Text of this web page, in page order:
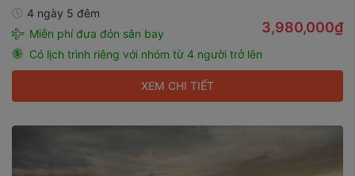
3,980,000₫
4 ngày 5 đêm
Miễn phí đưa đón sân bay
Có lịch trình riêng với nhóm từ 4 người trở lên
XEM CHI TIẾT